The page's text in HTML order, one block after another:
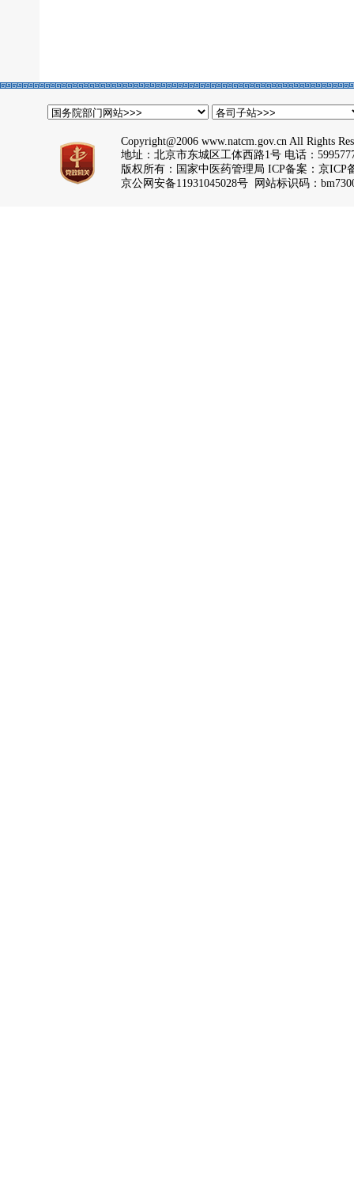
Copyright@2006 www.natcm.gov.cn All Rights
地址：北京市东城区工体西路1号 电话：
版权所有：国家中医药管理局 ICP备案： 京ICP
京公网安备11931045028号 网站标识码：